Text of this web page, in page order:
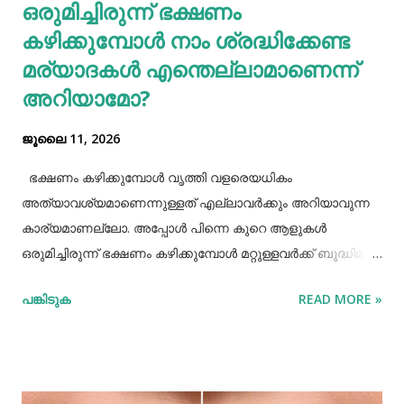
പുകവലിയും മദ്യപാനവും ശരീരത്തിന് മാരകരോഗങ്ങൾ മാ...
ഒരുമിച്ചിരുന്ന് ഭക്ഷണം
കഴിക്കുമ്പോൾ നാം ശ്രദ്ധിക്കേണ്ട
മര്യാദകൾ എന്തെല്ലാമാണെന്ന്
അറിയാമോ?
ജൂലൈ 11, 2026
ഭക്ഷണം കഴിക്കുമ്പോൾ വൃത്തി വളരെയധികം
അത്യാവശ്യമാണെന്നുള്ളത് എല്ലാവർക്കും അറിയാവുന്ന
കാര്യമാണല്ലോ. അപ്പോൾ പിന്നെ കുറെ ആളുകൾ
ഒരുമിച്ചിരുന്ന് ഭക്ഷണം കഴിക്കുമ്പോൾ മറ്റുള്ളവർക്ക് ബുദ്ധിമുട്ട്
ശ്രദ്ധിക്കേണ്ട ചില കാര്യങ്ങളുണ്ട്. ആദ്യമായി നമ്മൾ
പങ്കിടുക READ MORE »